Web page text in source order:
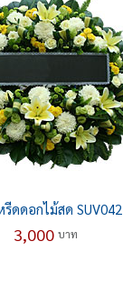
ดดอกไม้สด SUV042
3,000บาท